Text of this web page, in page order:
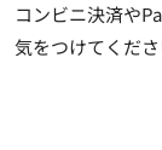
コンビニ決済や
気をつけてくださ